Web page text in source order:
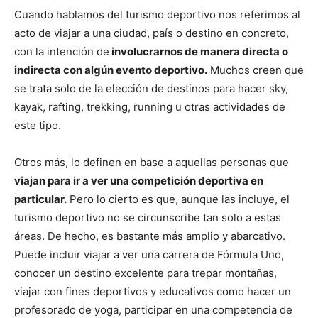
Cuando hablamos del turismo deportivo nos referimos al
acto de viajar a una ciudad, país o destino en concreto,
con la intención de involucrarnos de manera directa o
indirecta con algún evento deportivo. Muchos creen que
se trata solo de la elección de destinos para hacer sky,
kayak, rafting, trekking, running u otras actividades de
este tipo.
Otros más, lo definen en base a aquellas personas que
viajan para ir a ver una competición deportiva en
particular. Pero lo cierto es que, aunque las incluye, el
turismo deportivo no se circunscribe tan solo a estas
áreas. De hecho, es bastante más amplio y abarcativo.
Puede incluir viajar a ver una carrera de Fórmula Uno,
conocer un destino excelente para trepar montañas,
viajar con fines deportivos y educativos como hacer un
profesorado de yoga, participar en una competencia de